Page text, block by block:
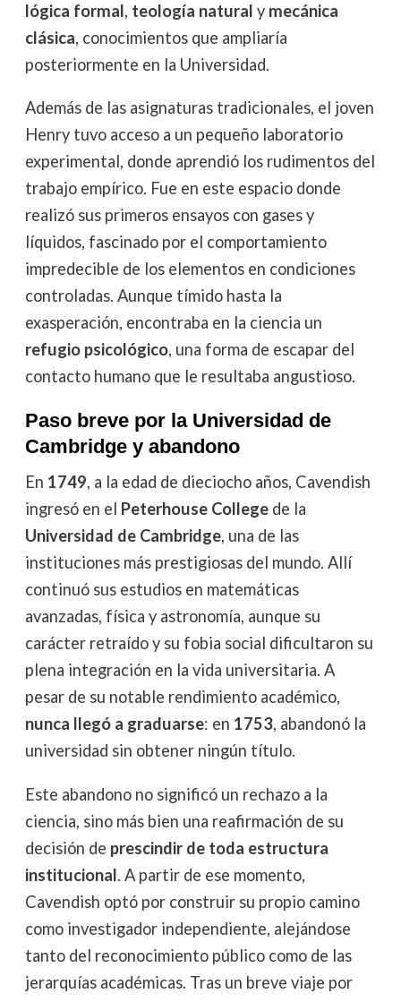
lógica formal, teología natural y mecánica
clásica, conocimientos que ampliaría
posteriormente en la Universidad.
Además de las asignaturas tradicionales, el joven
Henry tuvo acceso a un pequeño laboratorio
experimental, donde aprendió los rudimentos del
trabajo empírico. Fue en este espacio donde
realizó sus primeros ensayos con gases y
líquidos, fascinado por el comportamiento
impredecible de los elementos en condiciones
controladas. Aunque tímido hasta la
exasperación, encontraba en la ciencia un
refugio psicológico, una forma de escapar del
contacto humano que le resultaba angustioso.
Paso breve por la Universidad de
Cambridge y abandono
En 1749, a la edad de dieciocho años, Cavendish
ingresó en el Peterhouse Collegede la
Universidad de Cambridge, una de las
instituciones más prestigiosas del mundo. Allí
continuó sus estudios en matemáticas
avanzadas, física y astronomía, aunque su
carácter retraído y su fobia social dificultaron su
plena integración en la vida universitaria. A
pesar de su notable rendimiento académico,
nunca llegó a graduarse: en 1753, abandonó la
universidad sin obtener ningún título.
Este abandono no significó un rechazo a la
ciencia, sino más bien una reafirmación de su
decisión de prescindir de toda estructura
institucional. A partir de ese momento,
Cavendish optó por construir su propio camino
como investigador independiente, alejándose
tanto del reconocimiento público como de las
jerarquías académicas. Tras un breve viaje por